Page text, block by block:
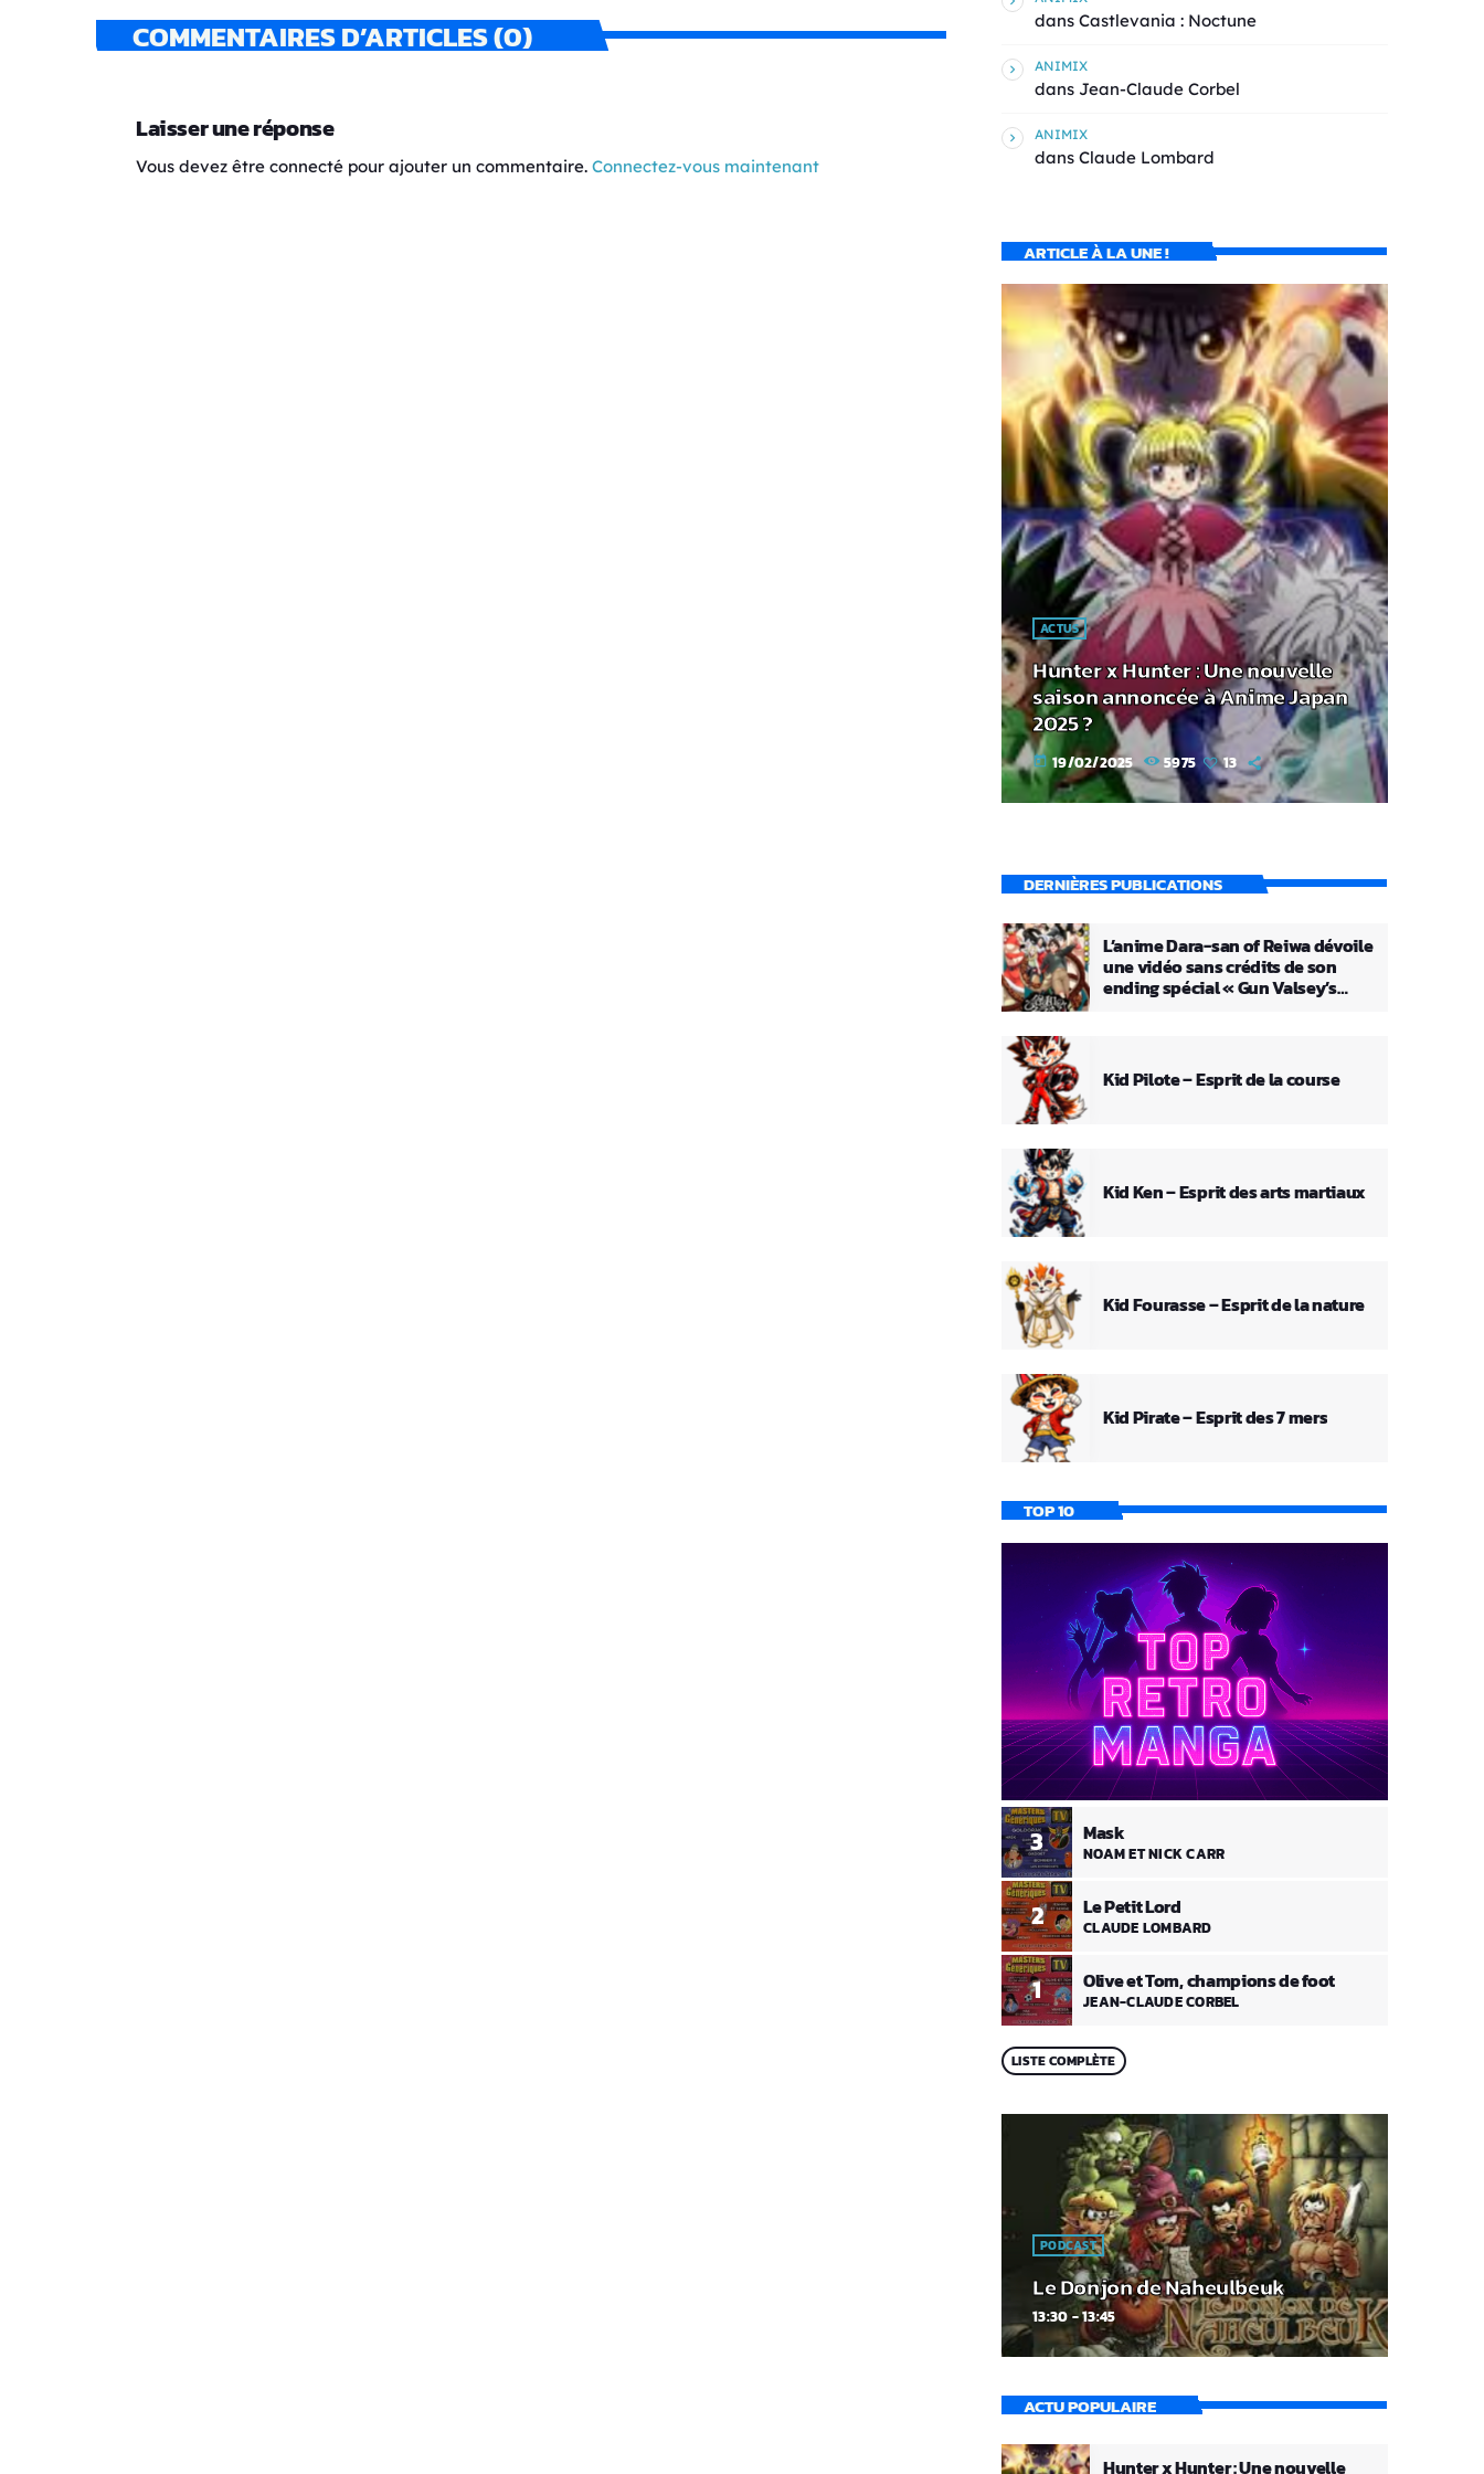
COMMENTAIRES D’ARTICLES (0)
Laisser une réponse
Vous devez être connecté pour ajouter un commentaire. Connectez-vous maintenant
dans Castlevania : Noctune
ANIMIX
dans Jean-Claude Corbel
ANIMIX
dans Claude Lombard
ARTICLE À LA UNE !
ACTUS
Hunter x Hunter : Une nouvelle
saison annoncée à Anime Japan
2025 ?
today 19/02/2025 5975 13
DERNIÈRES PUBLICATIONS
L’anime Dara-san of Reiwa dévoile
une vidéo sans crédits de son
ending spécial « Gun Valsey’s
Kid Pilote – Esprit de la course
Kid Ken – Esprit des arts martiaux
Kid Fourasse – Esprit de la nature
Kid Pirate – Esprit des 7 mers
TOP 10
1 Olive et Tom, champions de foot
JEAN-CLAUDE CORBEL
2 Le Petit Lord
CLAUDE LOMBARD
3 Mask
NOAM ET NICK CARR
LISTE COMPLÈTE
PODCAST
Le Donjon de Naheulbeuk
13:30 - 13:45
ACTU POPULAIRE
Hunter x Hunter : Une nouvelle